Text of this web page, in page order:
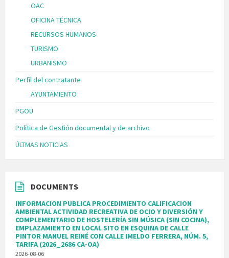
OAC
OFICINA TÉCNICA
RECURSOS HUMANOS
TURISMO
URBANISMO
Perfil del contratante
AYUNTAMIENTO
PGOU
Política de Gestión documental y de archivo
ÚLTMAS NOTICIAS
DOCUMENTS
INFORMACION PUBLICA PROCEDIMIENTO CALIFICACION
AMBIENTAL ACTIVIDAD RECREATIVA DE OCIO Y DIVERSIÓN Y
COMPLEMENTARIO DE HOSTELERÍA SIN MÚSICA (SIN COCINA),
EMPLAZAMIENTO EN LOCAL SITO EN ESQUINA DE CALLE
PINTOR MANUEL REINÉ CON CALLE IMELDO FERRERA, NÚM. 5,
TARIFA (2026_2686 CA-OA)
2026-08-06